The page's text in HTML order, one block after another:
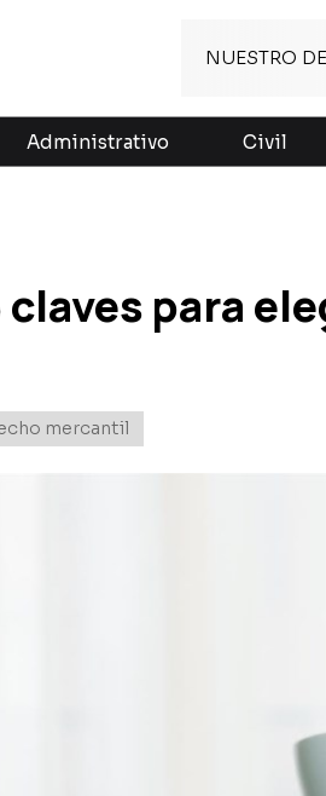
NUESTRO
Administrativo Civil
claves para
mercantil